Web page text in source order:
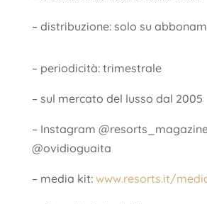
– distribuzione: solo su
– periodicità: trimestrale
– sul mercato del lusso dal 2005
– Instagram
@ovidioguaita
– media kit: www.resorts.it/